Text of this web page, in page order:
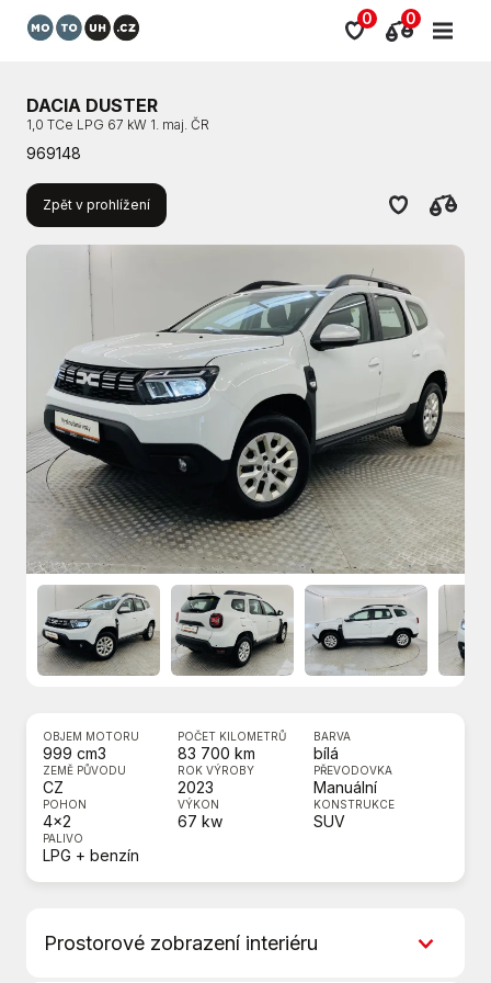
0 0
DACIA DUSTER
1,0 TCe LPG 67 kW 1. maj. ČR
969148
Zpět v prohlížení
OBJEM MOTORU
999 cm3
POČET KILOMETRŮ
83 700 km
BARVA
bílá
ZEMĚ PŮVODU
CZ
ROK VÝROBY
2023
PŘEVODOVKA
Manuální
POHON
4x2
VÝKON
67 kw
KONSTRUKCE
SUV
PALIVO
LPG + benzín
Prostorové zobrazení interiéru